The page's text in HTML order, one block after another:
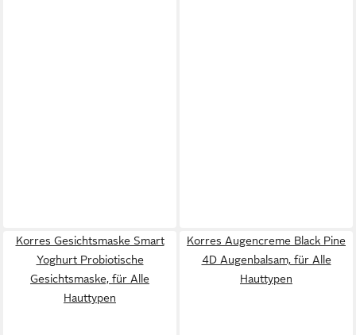
Korres Gesichtsmaske Smart
Yoghurt Probiotische
Gesichtsmaske, für Alle
Hauttypen
Korres Augencreme Black Pine
4D Augenbalsam, für Alle
Hauttypen